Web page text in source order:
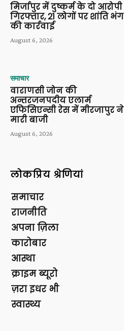
मिर्जापुर में दुष्कर्म के दो आरोपी
गिरफ्तार, 21 लोगों पर शांति भंग
की कार्रवाई
August 6, 2026
समाचार
वाराणसी जोन की
अन्तरजनपदीय एलार्म
एफिसिएन्सी रेस में मीरजापुर ने
मारी बाजी
August 6, 2026
लोकप्रिय श्रेणियां
समाचार
राजनीति
अपना ज़िला
कारोबार
आस्था
क्राइम ब्यूरो
ज़रा इधर भी
स्वास्थ्य